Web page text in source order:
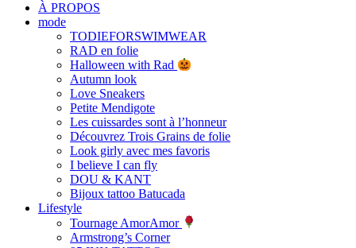
À PROPOS
mode
TODIEFORSWIMWEAR
RAD en folie
Halloween with Rad
Autumn look
Love Sneakers
Petite Mendigote
Les cuissardes sont à l’honneur
Découvrez Trois Grains de folie
Look girly avec mes favoris
I believe I can fly
DOU & KANT
Bijoux tattoo Batucada
Lifestyle
Tournage AmorAmor
Armstrong’s Corner